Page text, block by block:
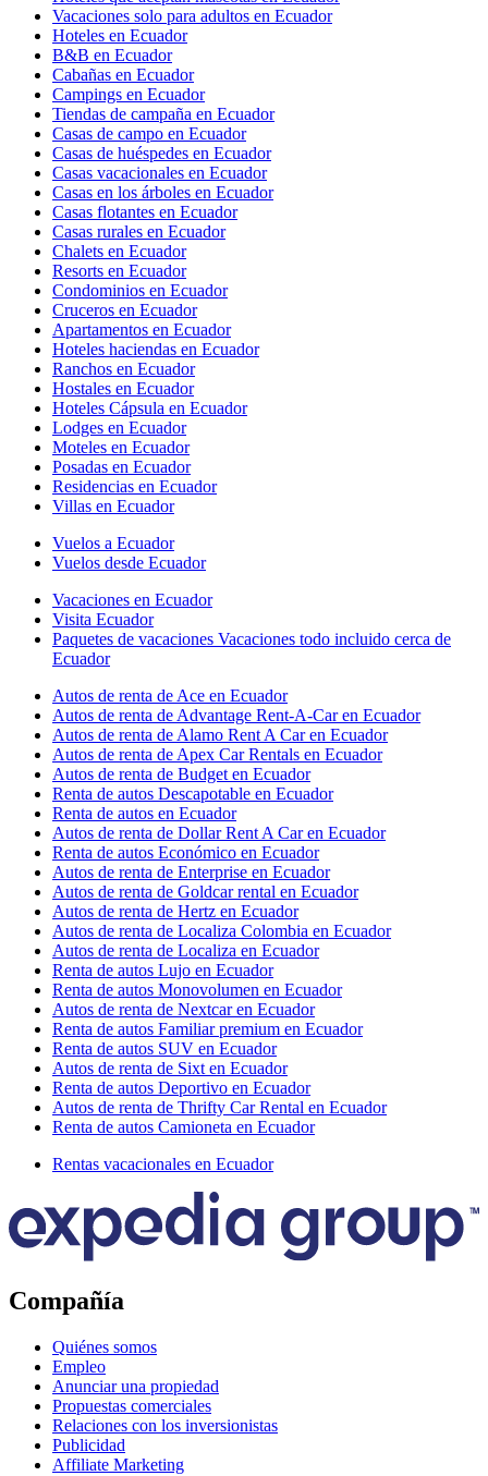
Vacaciones solo para adultos en Ecuador
Hoteles en Ecuador
B&B en Ecuador
Cabañas en Ecuador
Campings en Ecuador
Tiendas de campaña en Ecuador
Casas de campo en Ecuador
Casas de huéspedes en Ecuador
Casas vacacionales en Ecuador
Casas en los árboles en Ecuador
Casas flotantes en Ecuador
Casas rurales en Ecuador
Chalets en Ecuador
Resorts en Ecuador
Condominios en Ecuador
Cruceros en Ecuador
Apartamentos en Ecuador
Hoteles haciendas en Ecuador
Ranchos en Ecuador
Hostales en Ecuador
Hoteles Cápsula en Ecuador
Lodges en Ecuador
Moteles en Ecuador
Posadas en Ecuador
Residencias en Ecuador
Villas en Ecuador
Vuelos a Ecuador
Vuelos desde Ecuador
Vacaciones en Ecuador
Visita Ecuador
Paquetes de vacaciones Vacaciones todo incluido cerca de
Ecuador
Autos de renta de Ace en Ecuador
Autos de renta de Advantage Rent-A-Car en Ecuador
Autos de renta de Alamo Rent A Car en Ecuador
Autos de renta de Apex Car Rentals en Ecuador
Autos de renta de Budget en Ecuador
Renta de autos Descapotable en Ecuador
Renta de autos en Ecuador
Autos de renta de Dollar Rent A Car en Ecuador
Renta de autos Económico en Ecuador
Autos de renta de Enterprise en Ecuador
Autos de renta de Goldcar rental en Ecuador
Autos de renta de Hertz en Ecuador
Autos de renta de Localiza Colombia en Ecuador
Autos de renta de Localiza en Ecuador
Renta de autos Lujo en Ecuador
Renta de autos Monovolumen en Ecuador
Autos de renta de Nextcar en Ecuador
Renta de autos Familiar premium en Ecuador
Renta de autos SUV en Ecuador
Autos de renta de Sixt en Ecuador
Renta de autos Deportivo en Ecuador
Autos de renta de Thrifty Car Rental en Ecuador
Renta de autos Camioneta en Ecuador
Rentas vacacionales en Ecuador
Compañía
Quiénes somos
Empleo
Anunciar una propiedad
Propuestas comerciales
Relaciones con los inversionistas
Publicidad
Affiliate Marketing